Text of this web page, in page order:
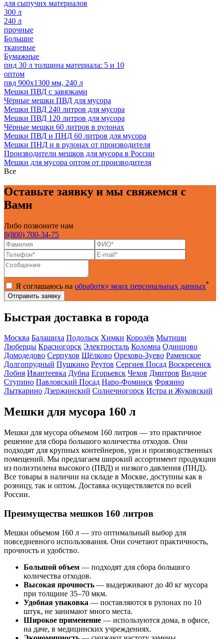
для сыпучих материалов
300 л
240 л
прочные
Большие
тканевые
Бумажные
пнд 30 л толщина материала: 5 и 10
оптом
пвд 900х1300 мм, 240 л
Мешки ПВД с завязками
Чёрные мешки ПВД для мусора
Мешки ПВД 240 литров для мусора
Мешки ПВД 120 литров для мусора
Чёрные мешки 60 литров в рулонах
Мешки ПВД и ПНД 60 литров для мусора
Мешки ПНД и в рулонах от производителя
Производители мешков для мусора в России
Мешки для мусора оптом от производителя
Все
Оставьте заявку и мы свяжемся с
Вами
Либо позвоните нам
8(800) 700-34-75
Я соглашаюсь на обработку моих персональных данных*
Быстрая доставка в города
Москва Балашиха Подольск Химки Королёв Мытищи
Люберцы Красногорск Электросталь Коломна Одинцово
Домодедово Серпухов Щёлково Орехово-Зуево Раменское
Долгопрудный Пушкино Реутов Сергиев Посад Воскресенск
Лобня Ивантеевка Дубна Егорьевск Чехов Дмитров Видное
Ступино Павловский Посад Наро-Фоминск Фрязино
Лыткарино Дзержинский Солнечногорск Истра и Жуковский
Мешки для мусора 160 л
Мешки для мусора объемом 160 литров — это практичное
решение для сбора большого количества отходов. Они
подходят для крупных контейнеров, урн и производственных
помещений. Мы предлагаем широкий ассортимент продукции
из полиэтилена высокого (ПВД) и низкого давления (ПНД).
Все товары в наличии на складе в Москве, доступны как в
розницу, так и оптом. Доставка осуществляется по всей
России.
Преимущества мешков 160 литров
Мешки объемом 160 л — это оптимальный выбор для
повседневного использования. Они сочетают практичность,
прочность и удобство.
Большой объем — подходят для сбора большого
количества отходов.
Высокая прочность — выдерживают до 40 кг мусора
при толщине 35–70 мкм.
Удобная упаковка — поставляются в рулонах по 10
штук, не занимают много места.
Широкое применение — используются дома, в офисе,
на даче, в медицинских учреждениях.